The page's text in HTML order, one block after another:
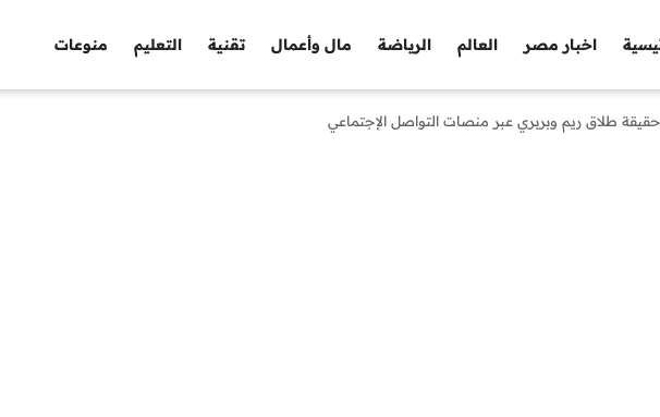
اخبار مصر العالم الرياضة مال وأعمال تقنية التعليم منوعات
طلاق ريم وبربري عبر منصات التواصل الإجتماعي